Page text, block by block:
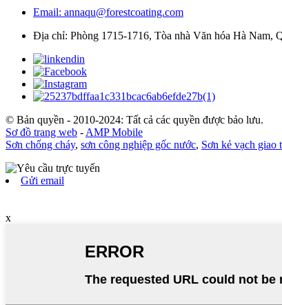
Email: annaqu@forestcoating.com
Địa chỉ: Phòng 1715-1716, Tòa nhà Văn hóa Hà Nam,
© Bản quyền - 2010-2024: Tất cả các quyền được bảo lưu.
Sơ đồ trang web -AMP Mobile
Sơn chống cháy, sơn công nghiệp gốc nước, Sơn kẻ vạch giao
Gửi email
x